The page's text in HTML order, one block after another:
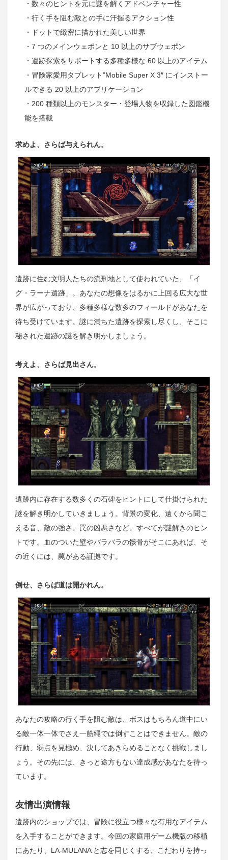
・数々のヒントを元に謎を解くアドベンチャー性
・行く手を阻む敵との手に汗握るアクション性
・ドットで緻密に描かれた美しい世界
・7 つのメインウェポンと 10 以上のサブウェポン
・遺跡探索をサポートする多種多様な 60 以上のアイテム
・冒険家愛用タブレット”Mobile Super X 3″ にインストー
ルできる 20 以上のアプリケーション
・200 種類以上のモンスター・登場人物を収録した図鑑機
能を搭載
求めよ、さらば与えられん。
遺跡に住む文明人たちの流刑地として使われていた、「イ
グ・ラーナ遺跡」。あなたの想像をはるかに上回る広大な世
界が広がっており、多種多様な数多のフィールドがあなたを
待ち受けています。謎に満ちた遺跡を探索し尽くし、そこに
秘された遺跡の謎を解き明かしましょう。
考えよ、さらば見出さん。
遺跡内に存在する数多くの石碑をヒントにして仕掛けられた
謎を解き明かしていきましょう。背景の変化、遠くから聞こ
える音、敵の強さ、罠の凶悪さなど、すべてが謎解きのヒン
トです。血のついた壁やバラバラの骸骨がそこにあれば、そ
の近くには、罠がある証拠です。
倒せ、さらば道は開かれん。
あなたの攻略の行く手を阻む敵は、ボスはもちろん道中にい
る敵一体一体でさえ一筋縄では倒すことはできません。敵の
行動、弱点を見極め、決してあきらめることなく挑戦しまし
ょう。その先には、きっと途方もない達成感があなたを待っ
ています。
友情出演情報
遺跡内のショップでは、冒険に役立つ様々な有用なアイテム
を入手することができます。今回の家庭用ゲーム機版の移植
にあたり、LA-MULANA と志を同じくする、こだわりを持っ